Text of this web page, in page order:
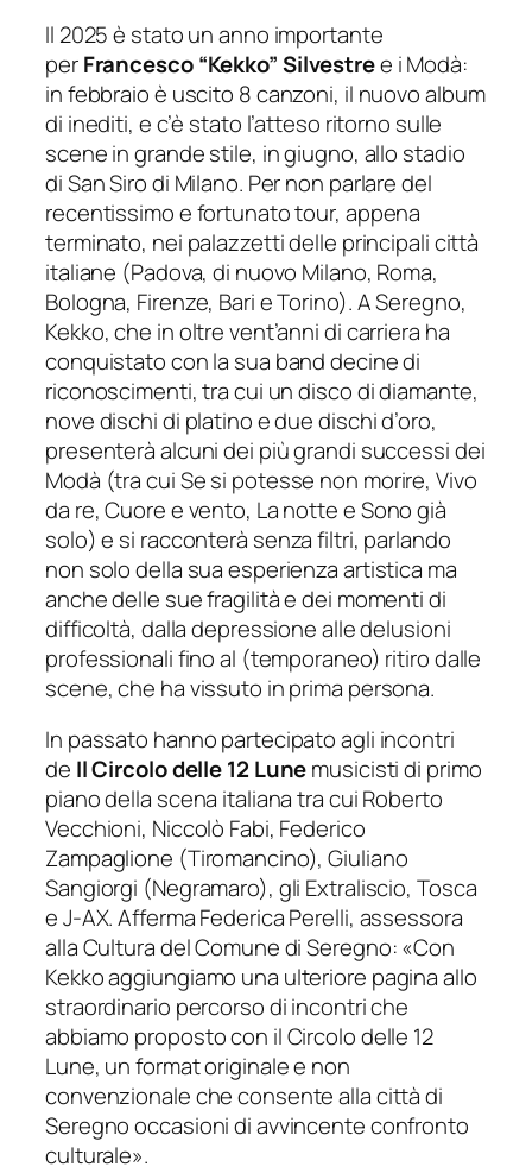
Il 2025 è stato un anno importante
perFrancesco “Kekko” Silvestree i Modà:
in febbraio è uscito 8 canzoni, il nuovo album
di inediti, e c’è stato l’atteso ritorno sulle
scene in grande stile, in giugno, allo stadio
di San Siro di Milano. Per non parlare del
recentissimo e fortunato tour, appena
terminato, nei palazzetti delle principali città
italiane (Padova, di nuovo Milano, Roma,
Bologna, Firenze, Bari e Torino). A Seregno,
Kekko, che in oltre vent’anni di carriera ha
conquistato con la sua band decine di
riconoscimenti, tra cui un disco di diamante,
nove dischi di platino e due dischi d’oro,
presenterà alcuni dei più grandi successi dei
Modà (tra cuiSe si potesse non morire, Vivo
da re, Cuore e vento, La notteeSono già
solo) e si racconterà senza filtri, parlando
non solo della sua esperienza artistica ma
anche delle sue fragilità e dei momenti di
difficoltà, dalla depressione alle delusioni
professionali fino al (temporaneo) ritiro dalle
scene, che ha vissuto in prima persona.
In passato hanno partecipato agli incontri
de Il Circolo delle 12 Lunemusicisti di primo
piano della scena italiana tra cui Roberto
Vecchioni, Niccolò Fabi, Federico
Zampaglione (Tiromancino), Giuliano
Sangiorgi (Negramaro), gli Extraliscio, Tosca
e J-AX. Afferma Federica Perelli, assessora
alla Cultura del Comune di Seregno:«Con
Kekko aggiungiamo una ulteriore pagina allo
straordinario percorso di incontri che
abbiamo proposto con il Circolo delle 12
Lune, un format originale e non
convenzionale che consente alla città di
Seregno occasioni di avvincente confronto
culturale».